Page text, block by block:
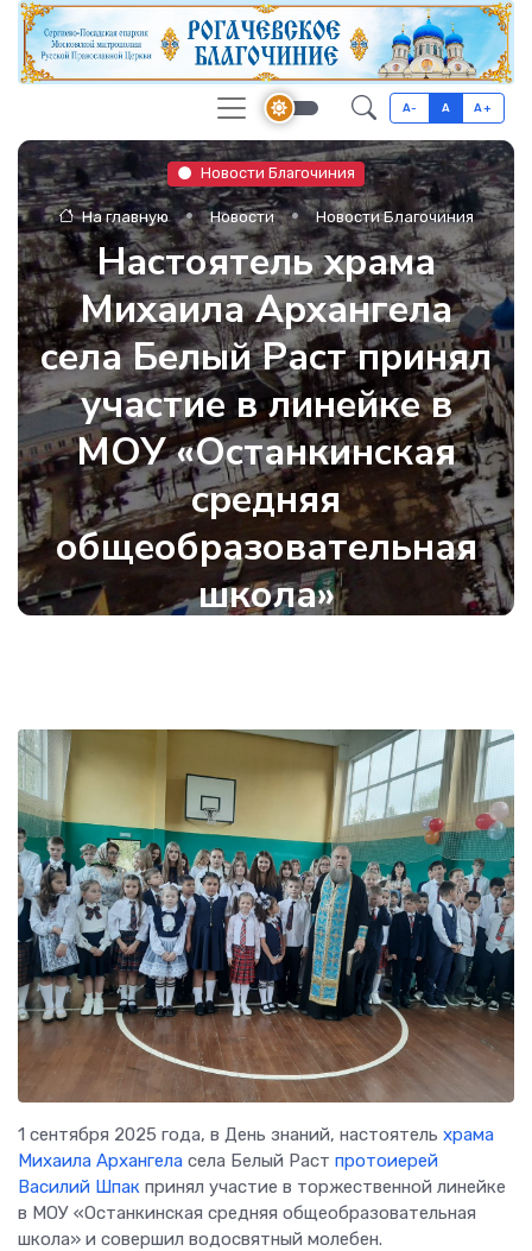
A- A A+
Новости Благочиния
На главную Новости Новости Благочиния
Настоятель храма
Михаила Архангела
села Белый Раст принял
участие в линейке в
МОУ «Останкинская
средняя
общеобразовательная
школа»
1 сентября 2025 года, в День знаний, настоятель храма
Михаила Архангела села Белый Раст протоиерей
Василий Шпак принял участие в торжественной линейке
в МОУ «Останкинская средняя общеобразовательная
школа» и совершил водосвятный молебен.